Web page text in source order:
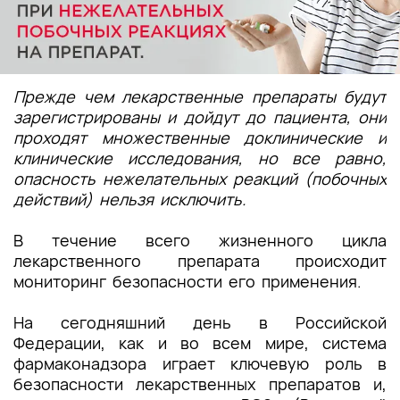
Прежде чем лекарственные препараты будут
зарегистрированы и дойдут до пациента, они
проходят множественные доклинические и
клинические исследования, но все равно,
опасность нежелательных реакций (побочных
действий) нельзя исключить.
В течение всего жизненного цикла
лекарственного препарата происходит
мониторинг безопасности его применения.
На сегодняшний день в Российской
Федерации, как и во всем мире, система
фармаконадзора играет ключевую роль в
безопасности лекарственных препаратов и,